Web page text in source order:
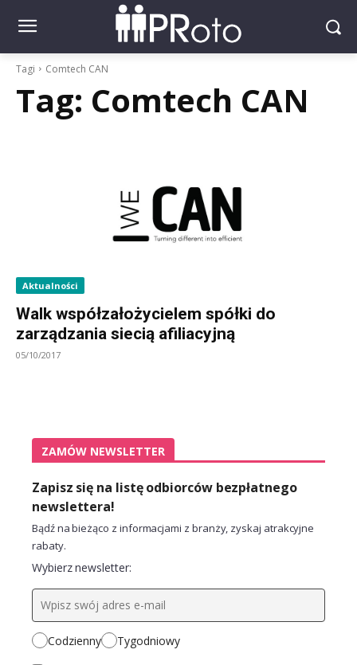
Tagi Comtech CAN
Tag: Comtech CAN
Aktualności
Walk współzałożycielem spółki do
zarządzania siecią afiliacyjną
05/10/2017
ZAMÓW NEWSLETTER
Zapisz się na listę odbiorców bezpłatnego
newslettera!
Bądź na bieżąco z informacjami z branży, zyskaj atrakcyjne
rabaty.
Wybierz newsletter:
Codzienny Tygodniowy